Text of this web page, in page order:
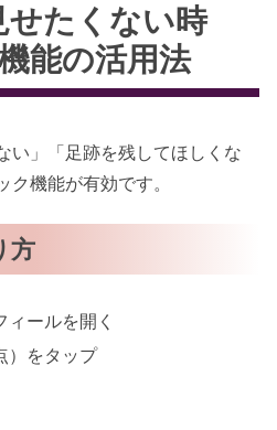
せたくない時
能の活用法
い」「足跡を残してほしくな
機能が有効です。
方
ールを開く
）をタップ